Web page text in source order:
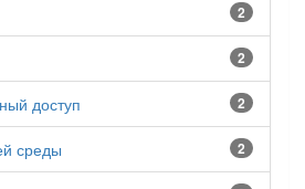
2
2
2
доступ
2
среды